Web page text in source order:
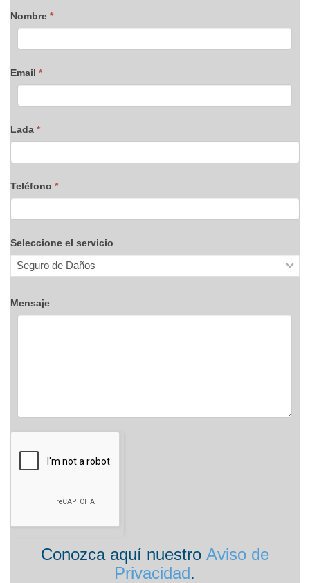
Nombre *
Email *
Lada *
Teléfono *
Seleccione el servicio
Mensaje
Conozca aquí nuestro Aviso de
Privacidad.